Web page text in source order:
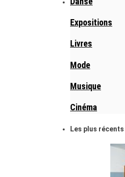
Expositions
Livres
Mode
Musique
Cinéma
Les plus récents